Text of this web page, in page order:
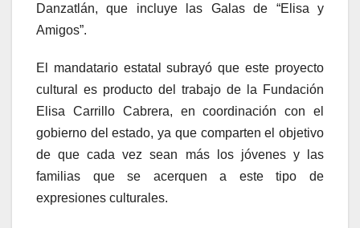
Danzatlán, que incluye las Galas de “Elisa y
Amigos”.
El mandatario estatal subrayó que este proyecto
cultural es producto del trabajo de la Fundación
Elisa Carrillo Cabrera, en coordinación con el
gobierno del estado, ya que comparten el objetivo
de que cada vez sean más los jóvenes y las
familias que se acerquen a este tipo de
expresiones culturales.